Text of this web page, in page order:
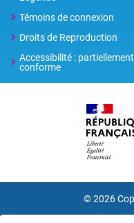
Témoins de connexion
Droits de Reproduction
Accessibilité : partiellement
conforme
© 2026